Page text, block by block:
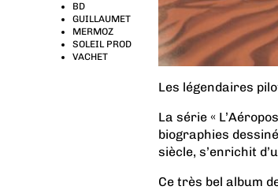
BD
GUILLAUMET
MERMOZ
SOLEIL PROD
VACHET
Les légendaires
La série «
biographies
siècle, s’enrichit
Ce très bel album